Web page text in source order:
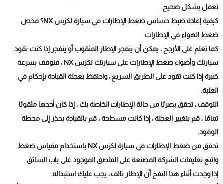
تعمل بشكل صحيح.
كيفية إعادة ضبط حساس ضغط الإطارات في سيارة لكزس NX؟ فحص
ضغط الهواء في الإطارات
كما تعلم على الأرجح ، يمكن أن ينفجر الإطار المثقوب أو ينفجر إذا كنت تقود
سيارتك وأضواء ضغط الإطارات على سيارتك لكزس NX ، فتوقف بسرعة
كبيرة إذا كنت تقود على الطريق السريع ، واحتفظ بعجلة القيادة بإحكام في
العلبة.
التوقف ، تحقق بصريًا من حالة الإطارات الخاصة بك ، إذا كان أحدها مثقوبًا
تمامًا ، قم بتغيير العجلة ، إذا كانت مسطحة ، قم بالقيادة بحذر إلى محطة
الوقود.
تحقق من ضغط الإطارات في سيارة لكزس NX باستخدام مقياس ضغط
واتبع تعليمات الشركة المصنعة على الملصق الموجود على باب السائق.
إذا وجدت أثناء هذا النفخ أن الإطار تالف ، يجب عليك استبداله.